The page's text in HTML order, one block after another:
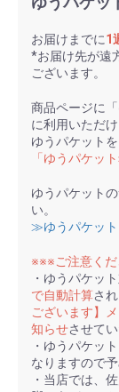
お届けまでに1
*お届け先が遠
ございます。
商品ページに
に利用いただけ
ゆうパケット
「ゆうパケット
ゆうパケット
い。
≫ゆうパケット
※※※ご注意く
・ゆうパケッ
で自動計算さ
ございます】
知らせさせて
・ゆうパケッ
なりますので
・当店では、